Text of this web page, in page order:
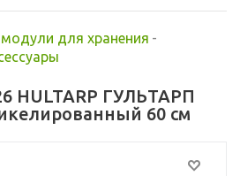
для хранения -
HULTARP ГУЛЬТАРП
60 см